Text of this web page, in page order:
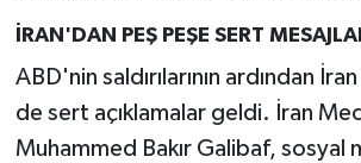
İRAN'DAN PEŞ PEŞE SERT
ABD'nin saldırılarının ardından
de sert açıklamalar geldi. İran
Muhammed Bakır Galibaf, sosyal